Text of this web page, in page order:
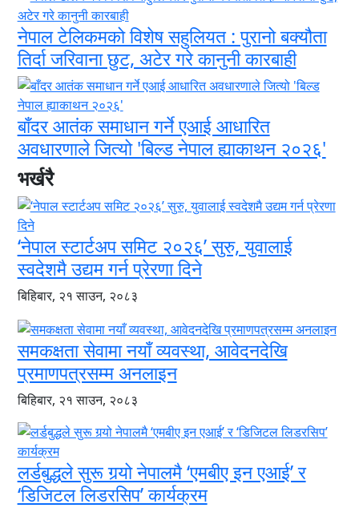
नेपाल टेलिकमको विशेष सहुलियत : पुरानो बक्यौता
तिर्दा जरिवाना छुट, अटेर गरे कानुनी कारबाही
बाँदर आतंक समाधान गर्ने एआई आधारित
अवधारणाले जित्यो 'बिल्ड नेपाल ह्याकाथन २०२६'
भर्खरै
‘नेपाल स्टार्टअप समिट २०२६’ सुरु, युवालाई
स्वदेशमै उद्यम गर्न प्रेरणा दिने
बिहिबार, २१ साउन, २०८३
समकक्षता सेवामा नयाँ व्यवस्था, आवेदनदेखि
प्रमाणपत्रसम्म अनलाइन
बिहिबार, २१ साउन, २०८३
लर्डबुद्धले सुरू गर्‍यो नेपालमै ‘एमबीए इन एआई’ र
‘डिजिटल लिडरसिप’ कार्यक्रम